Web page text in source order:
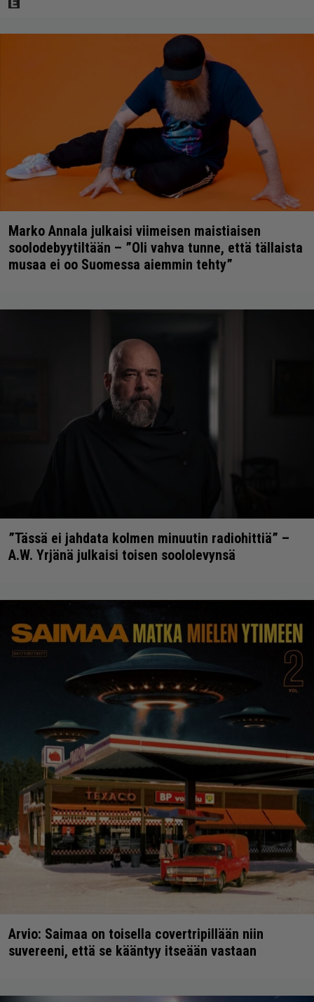
Marko Annala julkaisi viimeisen maistiaisen
soolodebyytiltään – ”Oli vahva tunne, että tällaista
musaa ei oo Suomessa aiemmin tehty”
”Tässä ei jahdata kolmen minuutin radiohittiä” –
A.W. Yrjänä julkaisi toisen soololevynsä
Arvio: Saimaa on toisella covertripillään niin
suvereeni, että se kääntyy itseään vastaan